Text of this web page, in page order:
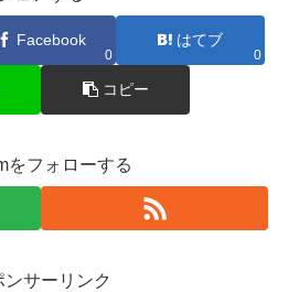
Facebook
0
はてブ
0
コピー
をフォローする
ンサーリンク